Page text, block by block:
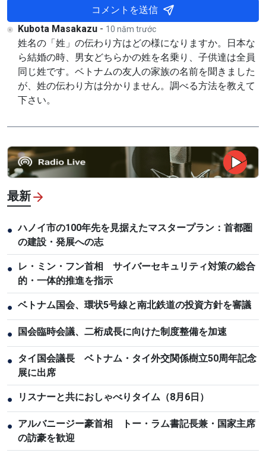
コメントを送信
Kubota Masakazu- 10 năm trước
姓名の「姓」の伝わり方はどの様になりますか。日本な
ら結婚の時、男女どちらかの姓を名乗り、子供達は全員
同じ姓です。ベトナムの友人の家族の名前を聞きました
が、姓の伝わり方は分かりません。調べる方法を教えて
下さい。
最新
● ハノイ市の100年先を見据えたマスタープラン：首都圏
の建設・発展への志
●
レ・ミン・フン首相 サイバーセキュリティ対策の総合
的・一体的推進を指示
● ベトナム国会、環状5号線と南北鉄道の投資方針を審議
● 国会臨時会議、二桁成長に向けた制度整備を加速
● タイ国会議長 ベトナム・タイ外交関係樹立50周年記念
展に出席
● リスナーと共におしゃべりタイム（8月6日）
● アルバニージー豪首相 トー・ラム書記長兼・国家主席
の訪豪を歓迎